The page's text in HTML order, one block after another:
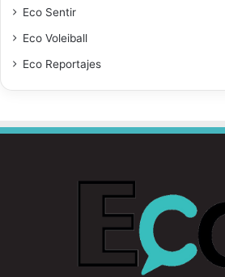
Eco Sentir
Eco Voleiball
Eco Reportajes